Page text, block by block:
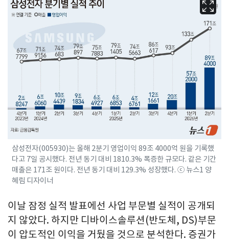
삼성전자(005930)는 올해 2분기 영업이익 89조 4000억 원을 기록했
다고 7일 공시했다. 전년 동기 대비 1810.3% 폭증한 규모다. 같은 기간
매출은 171조 원이다. 전년 동기 대비 129.3% 성장했다. ⓒ 뉴스1 양
혜림 디자이너
이날 잠정 실적 발표에선 사업 부문별 실적이 공개되
지 않았다. 하지만 디바이스솔루션(반도체, DS)부문
이 압도적인 이익을 거뒀을 것으로 분석한다. 증권가